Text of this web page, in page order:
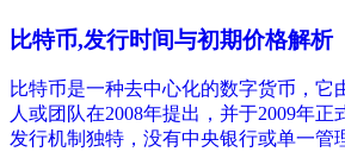
比特币,发行时间与初期价格解析
比特币是一种去中心化的数字货币，它
人或团队在2008年提出，并于2009年
发行机制独特，没有中央银行或单一管